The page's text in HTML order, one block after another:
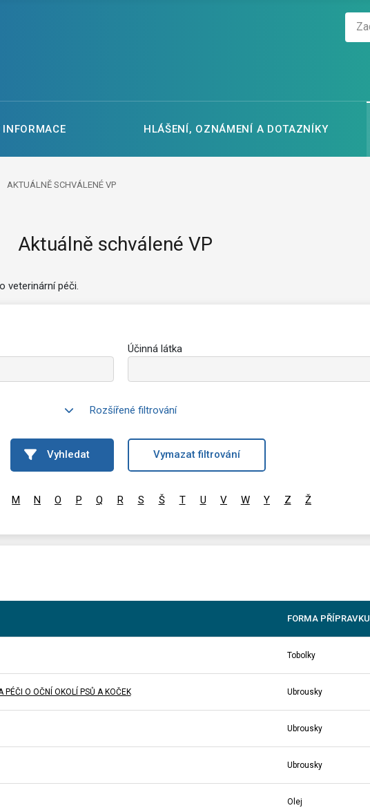
INFORMACE HLÁŠENÍ, OZNÁMENÍ A DOTAZNÍKY
AKTUÁLNĚ SCHVÁLENÉ VP
Aktuálně schválené VP
veterinární péči.
Účinná látka
Rozšířené filtrování
Vyhledat Vymazat filtrování
M N O P Q R S Š T U V W Y Z Ž
FORMA PŘÍPRAVKU
Tobolky
PÉČI O OČNÍ OKOLÍ PSŮ A KOČEK Ubrousky
Ubrousky
Ubrousky
Olej